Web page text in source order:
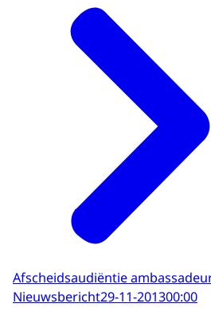
Afscheidsaudiëntie
Nieuwsbericht29-11-201300:00